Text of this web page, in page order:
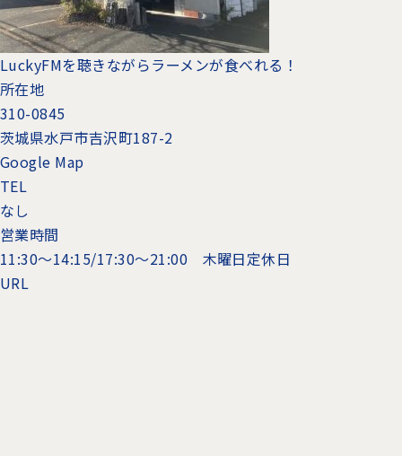
LuckyFMを聴きながらラーメンが食べれる！
所在地
310-0845
茨城県水戸市吉沢町187-2
Google Map
TEL
なし
営業時間
11:30〜14:15/17:30〜21:00 木曜日定休日
URL